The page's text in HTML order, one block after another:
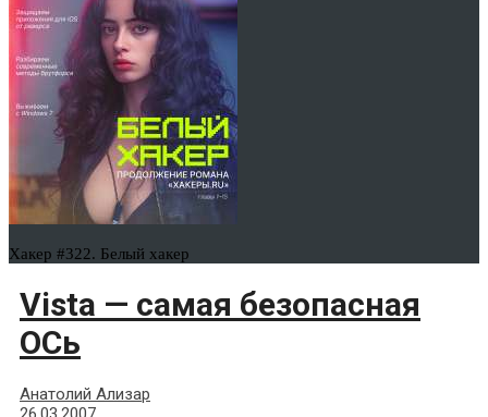
Хакер #322. Белый хакер
Vista — самая безопасная
ОСь
Анатолий Ализар